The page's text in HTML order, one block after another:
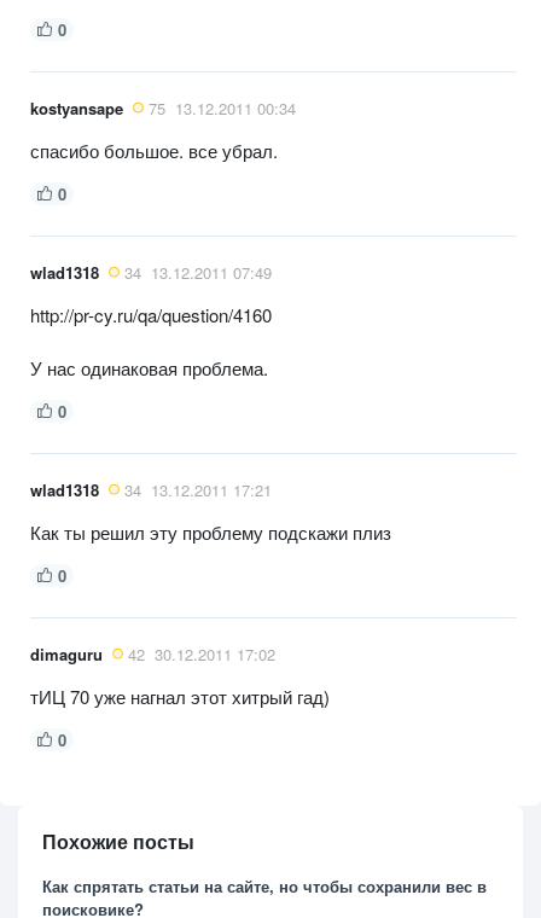
0
kostyansape 75 13.12.2011 00:34
спасибо большое. все убрал.
0
wlad1318 34 13.12.2011 07:49
http://pr-cy.ru/qa/question/4160
У нас одинаковая проблема.
0
wlad1318 34 13.12.2011 17:21
Как ты решил эту проблему подскажи плиз
0
dimaguru 42 30.12.2011 17:02
тИЦ 70 уже нагнал этот хитрый гад)
0
Похожие посты
Как спрятать статьи на сайте, но чтобы сохранили вес в
поисковике?